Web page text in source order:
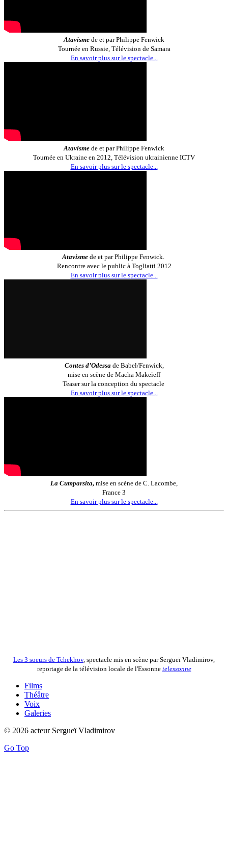
Atavisme de et par Philippe Fenwick
Tournée en Russie, Télévision de Samara
En savoir plus sur le spectacle...
Atavisme de et par Philippe Fenwick
Tournée en Ukraine en 2012, Télévision ukrainienne ICTV
En savoir plus sur le spectacle...
Atavisme de et par Philippe Fenwick.
Rencontre avec le public à Togliatti 2012
En savoir plus sur le spectacle...
Contes d’Odessade Babel/Fenwick,
mise en scène de Macha Makeïeff
Teaser sur la conception du spectacle
En savoir plus sur le spectacle...
La Cumparsita, mise en scène de C. Lacombe,
France 3
En savoir plus sur le spectacle...
Les 3 soeurs de Tchekhov, spectacle mis en scène par Sergueï Vladimirov,
reportage de la télévision locale de l'Essonne telessonne
Films
Théâtre
Voix
Galeries
© 2026 acteur Sergueï Vladimirov
Go Top